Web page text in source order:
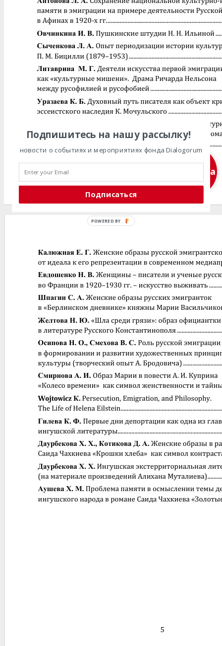
Подписка
Подпишитесь на нашу рассылку!
новости о событиях и мероприятиях фонда Dialogorum
Подписаться